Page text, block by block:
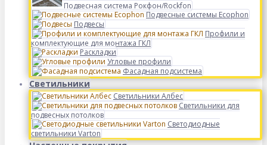
Подвесная система Рокфон/Rockfon
Подвесные системы Ecophon
Подвесы
Профили и
комплектующие для монтажа ГКЛ
Раскладки
Угловые профили
Фасадная подсистема
Светильники
Светильники Албес
Светильники для
подвесных потолков
Светодиодные
светильники Varton